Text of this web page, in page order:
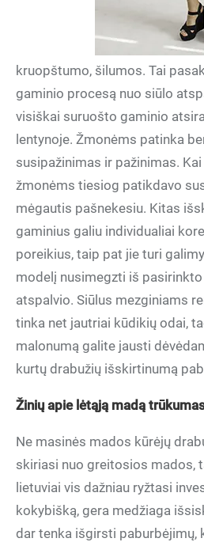
kruopštumo, šilumos. Tai
gaminio procesą nuo siūlo
visiškai suruošto gaminio
lentynoje. Žmonėms patinka
susipažinimas ir pažinimas.
žmonėms tiesiog patikdavo
mėgautis pašnekesiu. Kitas
gaminius galiu individualiai
poreikius, taip pat jie turi
modelį nusimegzti iš
atspalvio. Siūlus mezginiams
tinka net jautriai kūdikių odai,
malonumą galite jausti
kurtų drabužių išskirtinumą
Žinių apie lėtąją madą
Ne masinės mados kūrėjų
skiriasi nuo greitosios mados,
lietuviai vis dažniau ryžtasi
kokybišką, gera medžiaga
dar tenka išgirsti paburbėjimų,